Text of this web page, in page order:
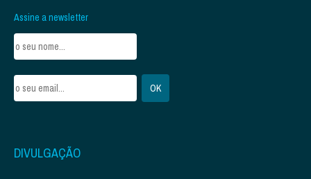
Assine a newsletter
DIVULGAÇÃO